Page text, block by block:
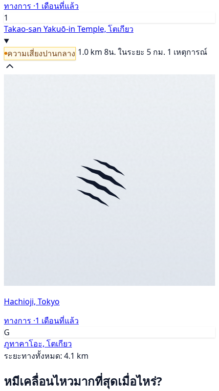
ทางการ ·1 เดือนที่แล้ว
1
Takao-san Yakuō-in Temple, โตเกียว
ความเสี่ยงปานกลาง 1.0 km 8น. ในระยะ 5 กม. 1 เหตุการณ์
Hachioji, Tokyo
ทางการ ·1 เดือนที่แล้ว
G
ภูทาคาโอะ, โตเกียว
ระยะทางทั้งหมด: 4.1 km
หมีเคลื่อนไหวมากที่สุดเมื่อไหร่?